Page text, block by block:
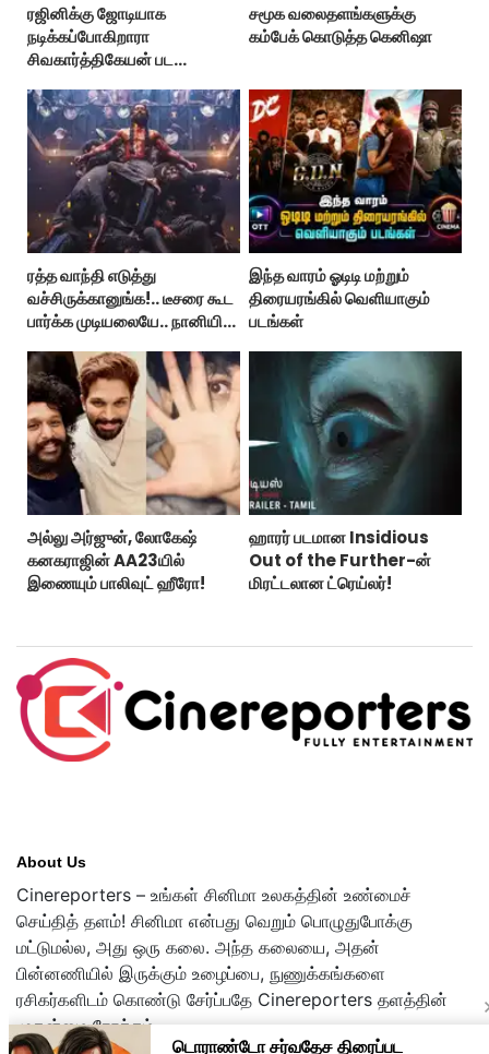
ரஜினிக்கு ஜோடியாக
நடிக்கப்போகிறாரா
சிவகார்த்திகேயன் பட
சமூக வலைதளங்களுக்கு
கம்பேக் கொடுத்த கெனிஷா
ரத்த வாந்தி எடுத்து
வச்சிருக்கானுங்க!.. டீசரை கூட
பார்க்க முடியலையே.. நானியின்
இந்த வாரம் ஓடிடி மற்றும்
திரையரங்கில் வெளியாகும்
படங்கள்
அல்லு அர்ஜுன், லோகேஷ்
கனகராஜின் AA23யில்
இணையும் பாலிவுட் ஹீரோ!
ஹாரர் படமான Insidious
Out of the Further-ன்
மிரட்டலான ட்ரெய்லர்!
About Us
Cinereporters – உங்கள் சினிமா உலகத்தின் உண்மைச்
செய்தித் தளம்! சினிமா என்பது வெறும் பொழுதுபோக்கு
மட்டுமல்ல, அது ஒரு கலை. அந்த கலையை, அதன்
பின்னணியில் இருக்கும் உழைப்பை, நுணுக்கங்களை
ரசிகர்களிடம் கொண்டு சேர்ப்பதே Cinereporters தளத்தின்
முதன்மை நோக்கம்.